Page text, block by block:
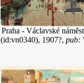
Praha - Václavské
(id:vn0340), 1907?, pub: